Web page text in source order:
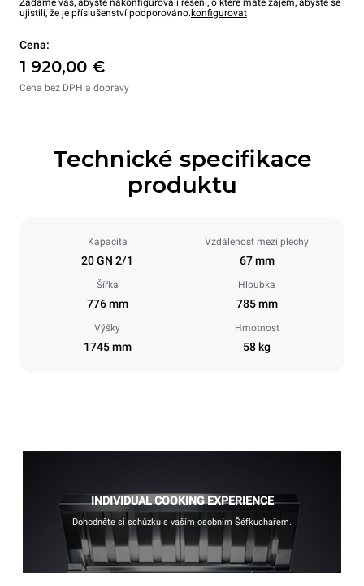
Žádáme vás, abyste nakonfigurovali řešení, o které máte zájem, abyste se
ujistili, že je příslušenství podporováno. konfigurovat
Cena:
1 920,00 €
Cena bez DPH a dopravy
Technické specifikace
produktu
Kapacita
20 GN 2/1
Vzdálenost mezi plechy
67 mm
Šířka
776 mm
Hloubka
785 mm
Výšky
1745 mm
Hmotnost
58 kg
INDIVIDUAL COOKING EXPERIENCE
Dohodněte si schůzku s vaším osobním Šéfkuchařem.